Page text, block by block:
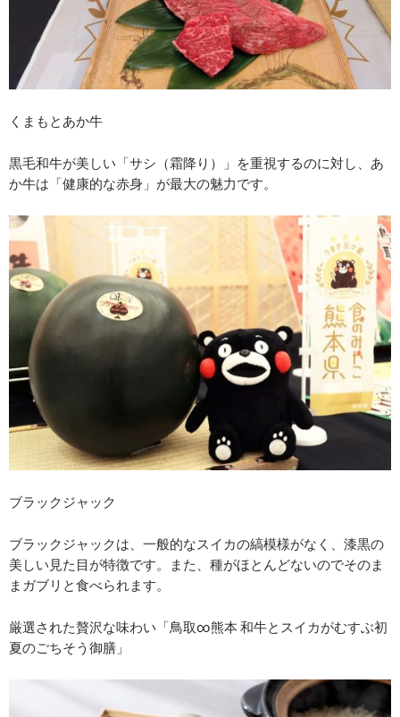
くまもとあか牛
黒毛和牛が美しい「サシ（霜降り）」を重視するのに対し、あ
か牛は「健康的な赤身」が最大の魅力です。
ブラックジャック
ブラックジャックは、一般的なスイカの縞模様がなく、漆黒の
美しい見た目が特徴です。また、種がほとんどないのでそのま
まガブリと食べられます。
厳選された贅沢な味わい「⿃取∞熊本 和⽜とスイカがむすぶ初
夏のごちそう御膳」